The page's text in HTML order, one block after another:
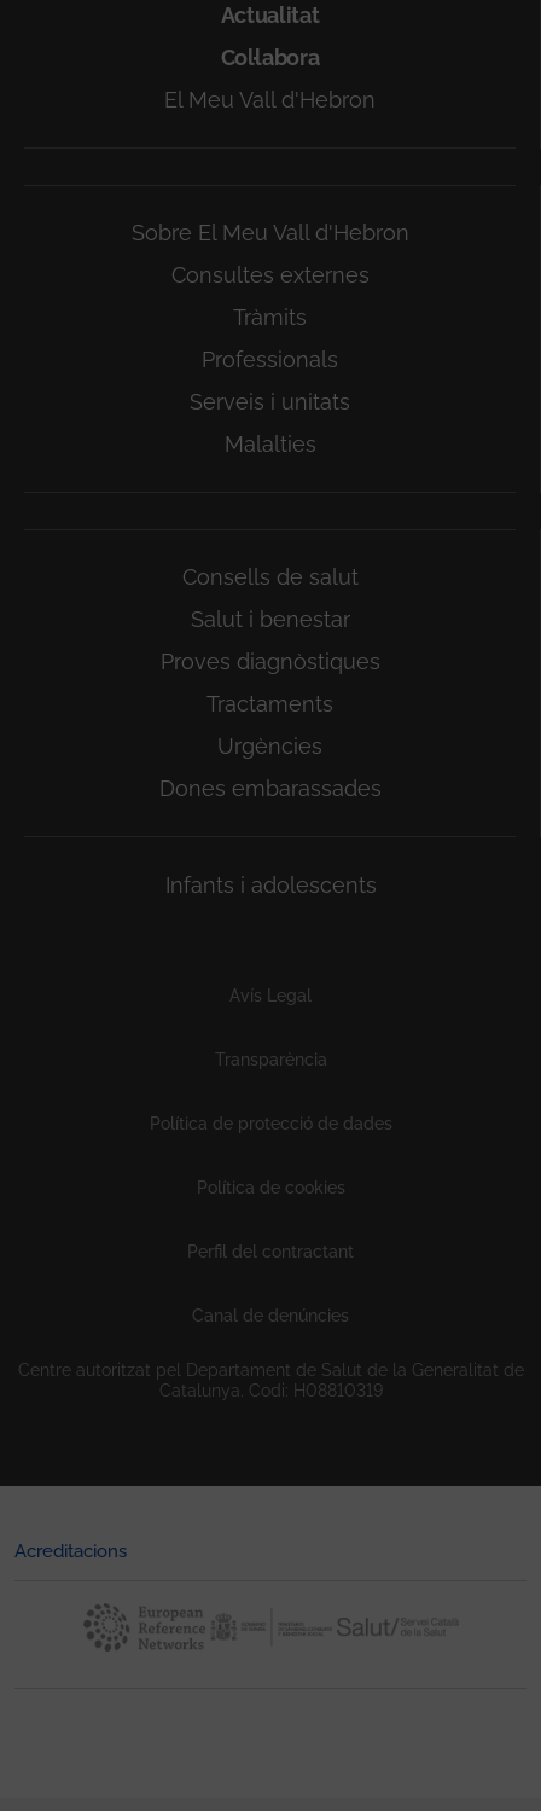
Actualitat
Col·labora
El Meu Vall d'Hebron
Sobre El Meu Vall d'Hebron
Consultes externes
Tràmits
Professionals
Serveis i unitats
Malalties
Consells de salut
Salut i benestar
Proves diagnòstiques
Tractaments
Urgències
Dones embarassades
Infants i adolescents
Avís Legal
Transparència
Política de protecció de dades
Política de cookies
Perfil del contractant
Canal de denúncies
Centre autoritzat pel Departament de Salut de la Generalitat de
Catalunya. Codi: H08810319
Acreditacions